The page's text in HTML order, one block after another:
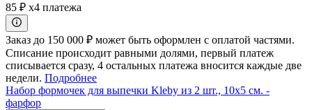
85 ₽ x4 платежа
Заказ до 150 000 ₽ может быть оформлен с оплатой частями.
Списание происходит равными долями, первый платеж
списывается сразу, 4 остальных платежа вносится каждые две
недели. Подробнее
Набор формочек для выпечки Kleby из 2 шт., 10x5 см. -
фарфор